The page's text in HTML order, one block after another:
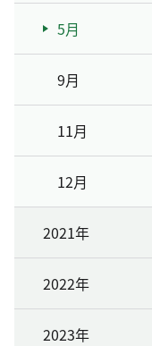
5月
9月
11月
12月
2021年
2022年
2023年